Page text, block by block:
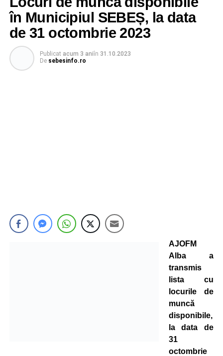
în Municipiul SEBEȘ, la data
de 31 octombrie 2023
Publicat acum 3 aniîn 31.10.2023
De sebesinfo.ro
AJOFM
Alba a
transmis
lista cu
locurile de
muncă
disponibile,
la data de
31
octombrie